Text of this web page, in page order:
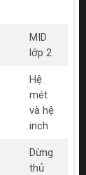
MID
lớp 2
Hệ
mét
và hệ
inch
Dừng
thủ